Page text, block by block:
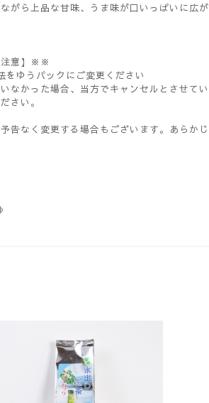
がら上品な甘味、うま味が口いっぱいに広が
注意】※※
をゆうパックにご変更ください
なかった場合、当方でキャンセルとさせてい
さい。
告なく変更する場合もございます。あらかじ